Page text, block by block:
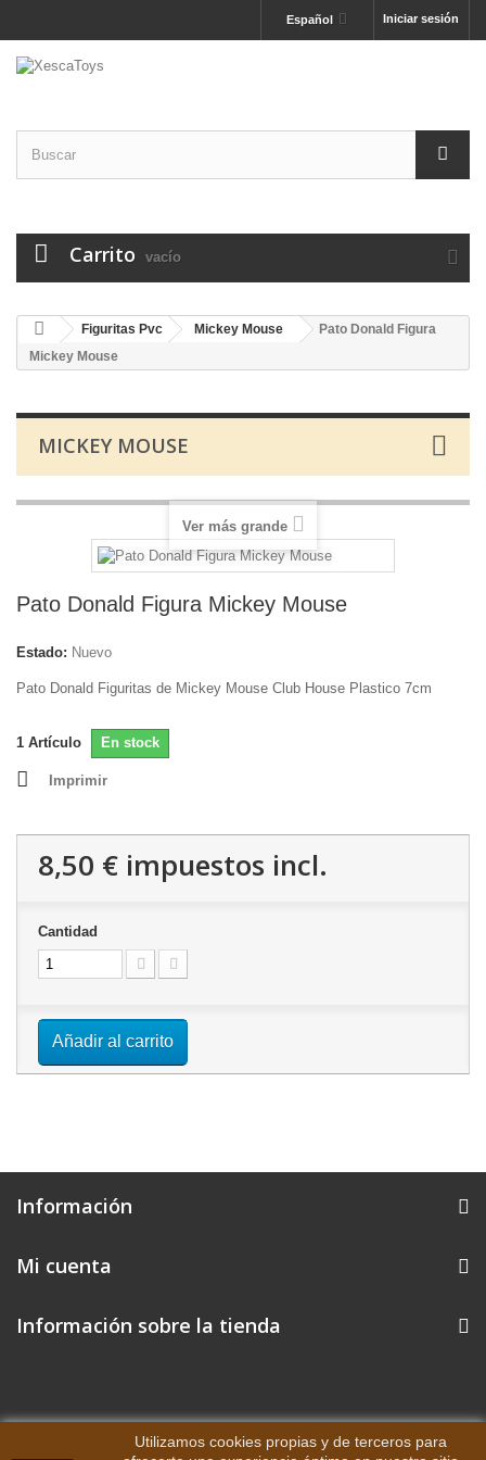
Iniciar sesión
Español
Carrito vacío
Figuritas Pvc Mickey Mouse
Pato Donald Figura
Mickey Mouse
MICKEY MOUSE
Ver más grande
Pato Donald Figura Mickey Mouse
Estado: Nuevo
Pato Donald Figuritas de Mickey Mouse Club House Plastico 7cm
1 Artículo En stock
Imprimir
8,50 € impuestos incl.
Cantidad
Añadir al carrito
Información
Mi cuenta
Utilizamos cookies propias y de terceros para
Información sobre la tienda